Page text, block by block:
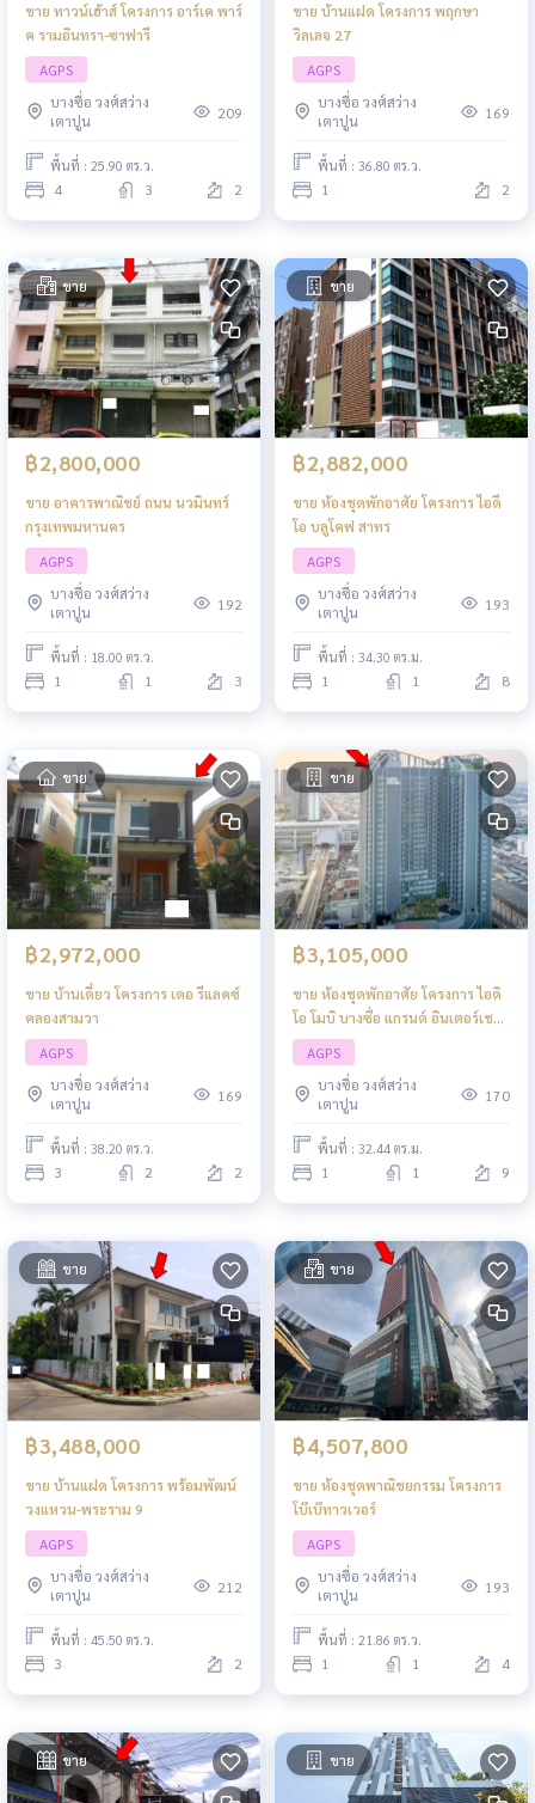
ขาย ทาวน์เฮ้าส์ โครงการ อาร์เค พาร์
ค รามอินทรา-ซาฟารี
AGPS
บางซื่อ วงศ์สว่าง
เตาปูน
209
พื้นที่ : 25.90 ตร.ว.
4 3 2
ขาย บ้านแฝด โครงการ พฤกษา
วิลเลจ 27
AGPS
บางซื่อ วงศ์สว่าง
เตาปูน
169
พื้นที่ : 36.80 ตร.ว.
1 2
ขาย
฿2,800,000
ขาย อาคารพาณิชย์ ถนน นวมินทร์
กรุงเทพมหานคร
AGPS
บางซื่อ วงศ์สว่าง
เตาปูน
192
พื้นที่ : 18.00 ตร.ว.
1 1 3
ขาย
฿2,882,000
ขาย ห้องชุดพักอาศัย โครงการ ไอดี
โอ บลูโคฟ สาทร
AGPS
บางซื่อ วงศ์สว่าง
เตาปูน
193
พื้นที่ : 34.30 ตร.ม.
1 1 8
ขาย
฿2,972,000
ขาย บ้านเดี่ยว โครงการ เดอ รีแลคซ์
คลองสามวา
AGPS
บางซื่อ วงศ์สว่าง
เตาปูน
169
พื้นที่ : 38.20 ตร.ว.
3 2 2
ขาย
฿3,105,000
ขาย ห้องชุดพักอาศัย โครงการ ไอดิ
โอ โมบิ บางซื่อ แกรนด์ อินเตอร์เชน
จ์
AGPS
บางซื่อ วงศ์สว่าง
เตาปูน
170
พื้นที่ : 32.44 ตร.ม.
1 1 9
ขาย
฿3,488,000
ขาย บ้านแฝด โครงการ พร้อมพัฒน์
วงแหวน-พระราม 9
AGPS
บางซื่อ วงศ์สว่าง
เตาปูน
212
พื้นที่ : 45.50 ตร.ว.
3 2
ขาย
฿4,507,800
ขาย ห้องชุดพาณิชยกรรม โครงการ
โบ๊เบ๊ทาวเวอร์
AGPS
บางซื่อ วงศ์สว่าง
เตาปูน
193
พื้นที่ : 21.86 ตร.ว.
1 1 4
ขาย ขาย